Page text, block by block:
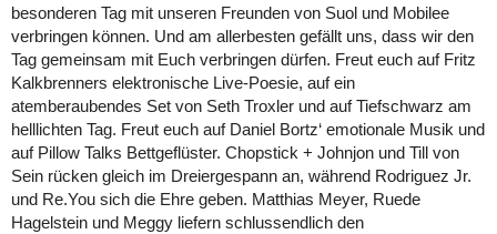
besonderen Tag mit unseren Freunden von Suol und Mobilee
verbringen können. Und am allerbesten gefällt uns, dass wir den
Tag gemeinsam mit Euch verbringen dürfen. Freut euch auf Fritz
Kalkbrenners elektronische Live-Poesie, auf ein
atemberaubendes Set von Seth Troxler und auf Tiefschwarz am
helllichten Tag. Freut euch auf Daniel Bortz‘ emotionale Musik und
auf Pillow Talks Bettgeflüster. Chopstick + Johnjon und Till von
Sein rücken gleich im Dreiergespann an, während Rodriguez Jr.
und Re.You sich die Ehre geben. Matthias Meyer, Ruede
Hagelstein und Meggy liefern schlussendlich den